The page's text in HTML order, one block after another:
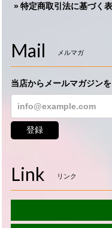
特定商取引法に基づく
Mail メルマガ
当店からメールマガジン
登録
Link リンク